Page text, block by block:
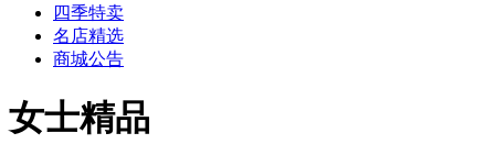
四季特卖
名店精选
商城公告
女士精品